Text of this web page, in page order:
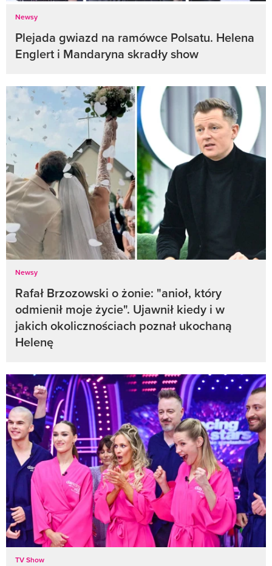
Newsy
Plejada gwiazd na ramówce Polsatu. Helena
Englert i Mandaryna skradły show
Newsy
Rafał Brzozowski o żonie: "anioł, który
odmienił moje życie". Ujawnił kiedy i w
jakich okolicznościach poznał ukochaną
Helenę
TV Show